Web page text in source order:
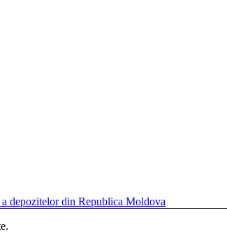
depozitelor din Republica Moldova